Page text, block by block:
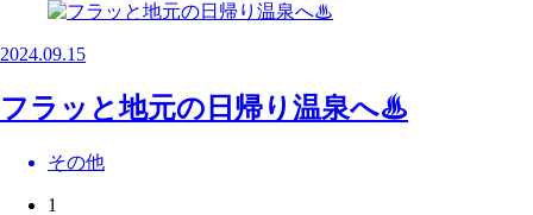
2024.09.15
フラッと地元の日帰り温泉へ♨
その他
1